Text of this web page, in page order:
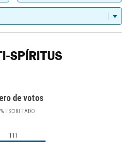
SPÍRITUS
de votos
% ESCRUTADO
111